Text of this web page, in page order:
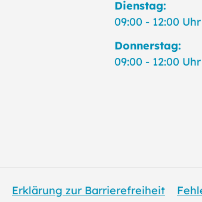
Dienstag:
09:00 - 12:00
Donnerstag:
09:00 - 12:00
Erklärung zur Barrierefreiheit